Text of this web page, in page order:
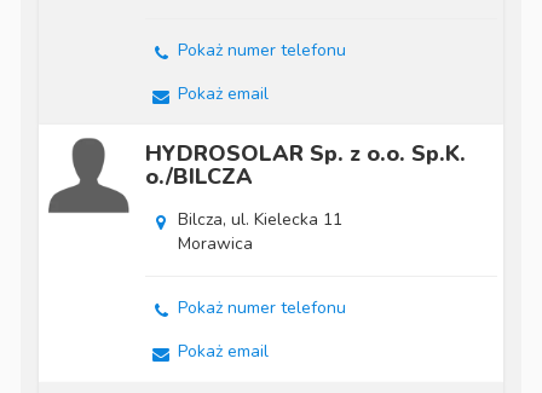
Pokaż numer telefonu
Pokaż email
HYDROSOLAR Sp. z o.o. Sp.K.
o./BILCZA
Bilcza, ul. Kielecka 11
Morawica
Pokaż numer telefonu
Pokaż email